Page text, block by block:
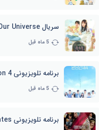
سریال Our Universe
5 ماه قبل
5 ماه قبل
برنامه تلویزیونی Battle of Fates